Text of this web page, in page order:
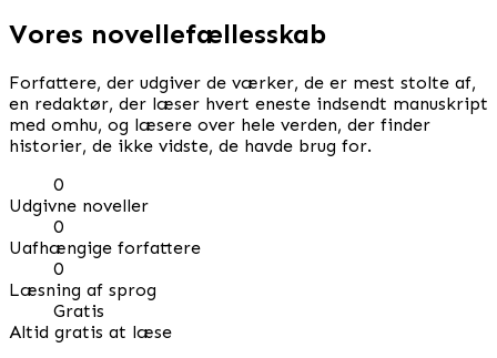
Vores novellefællesskab
Forfattere, der udgiver de værker, de er mest stolte af,
en redaktør, der læser hvert eneste indsendt manuskript
med omhu, og læsere over hele verden, der finder
historier, de ikke vidste, de havde brug for.
0
Udgivne noveller
0
Uafhængige forfattere
0
Læsning af sprog
Gratis
Altid gratis at læse